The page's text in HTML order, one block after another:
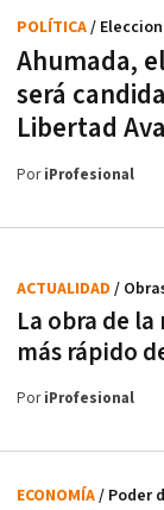
Ahumada,
será
Libertad
POLÍTICA/
PoriProfesional
La obra de
más rápido
ACTUALIDAD /
PoriProfesional
ECONOMÍA/ Poder